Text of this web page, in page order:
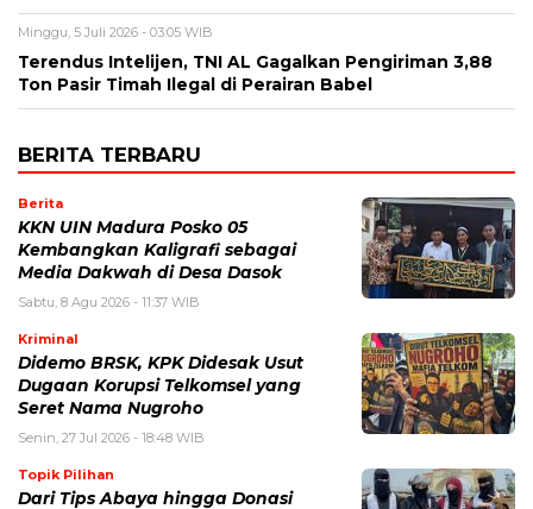
Minggu, 5 Juli 2026 - 03:05 WIB
Terendus Intelijen, TNI AL Gagalkan Pengiriman 3,88
Ton Pasir Timah Ilegal di Perairan Babel
BERITA TERBARU
Berita
KKN UIN Madura Posko 05
Kembangkan Kaligrafi sebagai
Media Dakwah di Desa Dasok
Sabtu, 8 Agu 2026 - 11:37 WIB
Kriminal
Didemo BRSK, KPK Didesak Usut
Dugaan Korupsi Telkomsel yang
Seret Nama Nugroho
Senin, 27 Jul 2026 - 18:48 WIB
Topik Pilihan
Dari Tips Abaya hingga Donasi